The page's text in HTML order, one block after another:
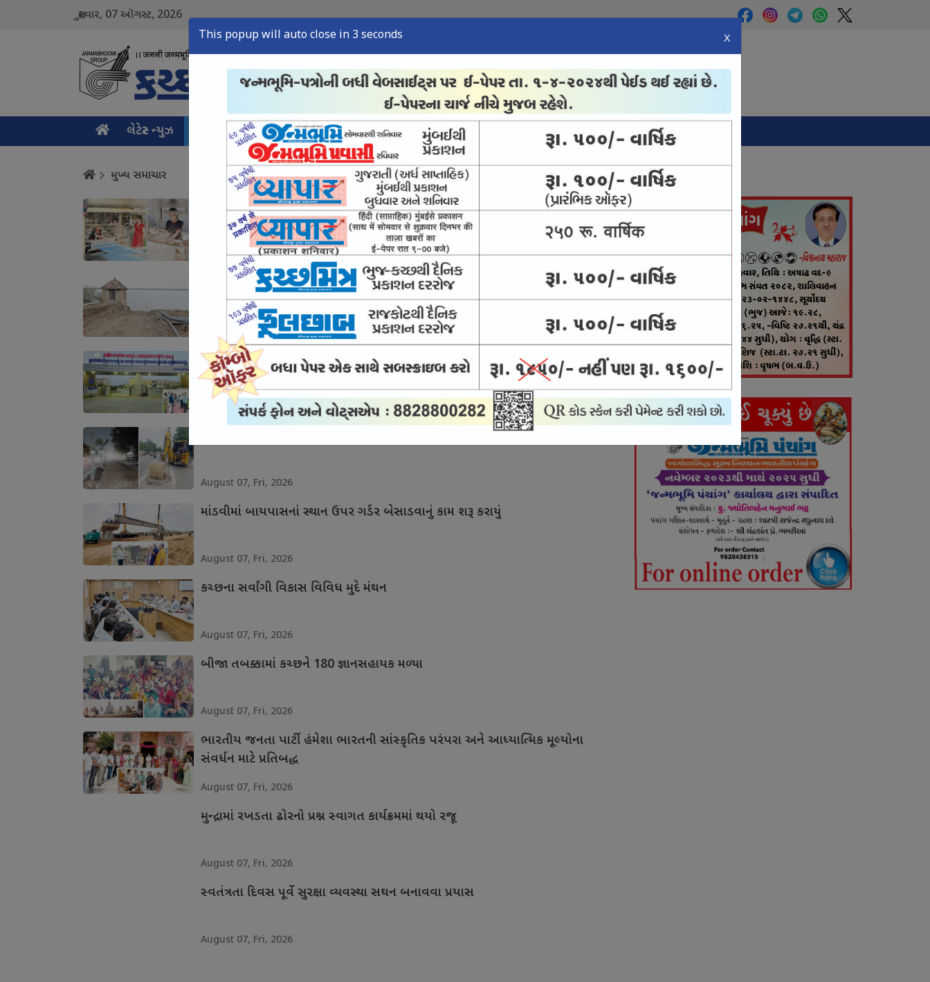
શુક્રવાર, 07ઑગસ્ટ, 2026
લેટેસ્ટ ન્યુઝ મુખ્ય સમાચાર ક્રાઇમ ન્યુઝ સ્પોર્ટ્સ ન્યુઝ તંત્રી લેખ ઈ-પેપર
This popup will auto close in 2 seconds X
મુખ્ય સમાચાર
કચ્છનું વણાટકામ એક વારસો અને જીવંત ઉદ્યોગ
August 07, Fri, 2026
શિણાય ડેમથી આદિપુરને પીવાનું પાણી આપવાની યોજના નિષ્ફળ
August 07, Fri, 2026
માનસિક સ્વાસ્થ્યની સારવાર માટે દેશને મળશે કુશળ માનવબળ
August 07, Fri, 2026
ભુજના આઇકોનિક માર્ગના બીજા તબક્કાનું કામ શરૂ થતાં આનંદો
August 07, Fri, 2026
માંડવીમાં બાયપાસનાં સ્થાન ઉપર ગર્ડર બેસાડવાનું કામ શરૂ કરાયું
August 07, Fri, 2026
કચ્છના સર્વાંગી વિકાસ વિવિધ મુદે મંથન
August 07, Fri, 2026
બીજા તબક્કામાં કચ્છને 180 જ્ઞાનસહાયક મળ્યા
August 07, Fri, 2026
ભારતીય જનતા પાર્ટી હંમેશા ભારતની સાંસ્કૃતિક પરંપરા અને આધ્યાત્મિક મૂલ્યોના
સંવર્ધન માટે પ્રતિબદ્ધ
August 07, Fri, 2026
મુન્દ્રામાં રખડતા ઢોરનો પ્રશ્ન સ્વાગત કાર્યક્રમમાં થયો રજૂ
August 07, Fri, 2026
સ્વતંત્રતા દિવસ પૂર્વે સુરક્ષા વ્યવસ્થા સઘન બનાવવા પ્રયાસ
August 07, Fri, 2026
Panchang